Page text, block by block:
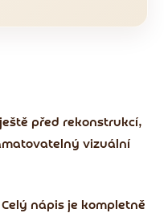
před rekonstrukcí,
vizuální
nápis je kompletně